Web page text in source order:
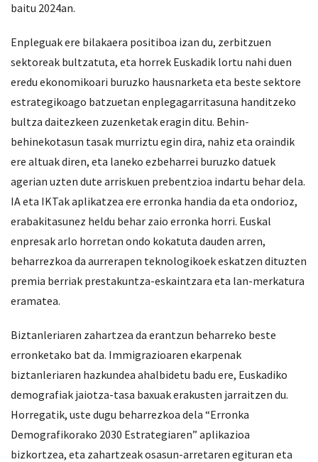
baitu 2024an.
Enpleguak ere bilakaera positiboa izan du, zerbitzuen
sektoreak bultzatuta, eta horrek Euskadik lortu nahi duen
eredu ekonomikoari buruzko hausnarketa eta beste sektore
estrategikoago batzuetan enplegagarritasuna handitzeko
bultza daitezkeen zuzenketak eragin ditu. Behin-
behinekotasun tasak murriztu egin dira, nahiz eta oraindik
ere altuak diren, eta laneko ezbeharrei buruzko datuek
agerian uzten dute arriskuen prebentzioa indartu behar dela.
IA eta IKTak aplikatzea ere erronka handia da eta ondorioz,
erabakitasunez heldu behar zaio erronka horri. Euskal
enpresak arlo horretan ondo kokatuta dauden arren,
beharrezkoa da aurrerapen teknologikoek eskatzen dituzten
premia berriak prestakuntza-eskaintzara eta lan-merkatura
eramatea.
Biztanleriaren zahartzea da erantzun beharreko beste
erronketako bat da. Immigrazioaren ekarpenak
biztanleriaren hazkundea ahalbidetu badu ere, Euskadiko
demografiak jaiotza-tasa baxuak erakusten jarraitzen du.
Horregatik, uste dugu beharrezkoa dela “Erronka
Demografikorako 2030 Estrategiaren” aplikazioa
bizkortzea, eta zahartzeak osasun-arretaren egituran eta